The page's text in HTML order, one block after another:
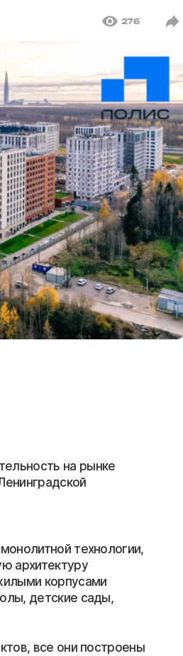
276
на рынке
технологии,
архитектуру
корпусами
детские сады,
все они построены